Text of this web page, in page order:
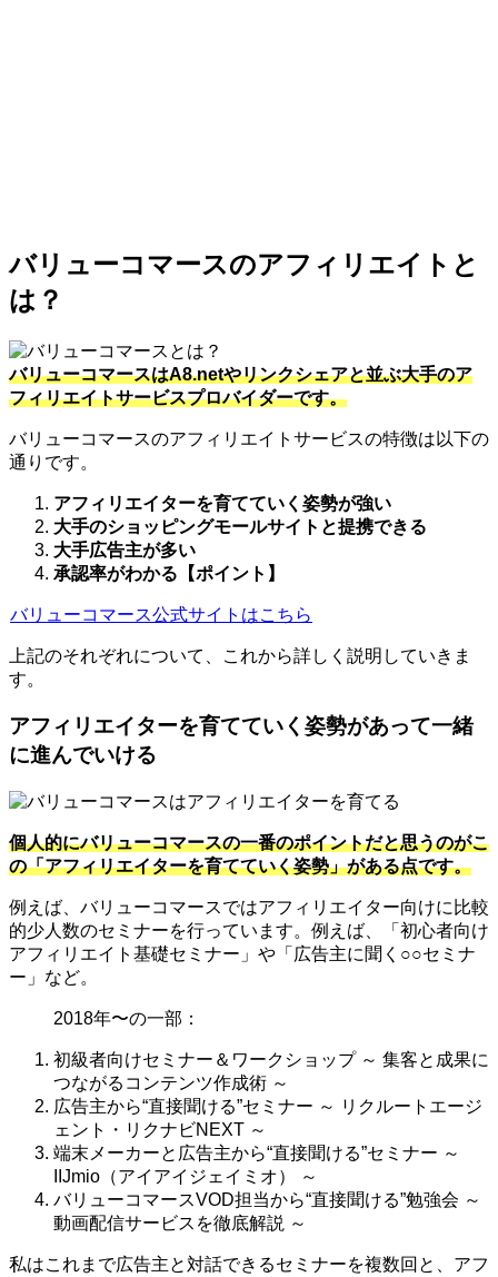
バリューコマースのアフィリエイトと
は？
バリューコマースはA8.netやリンクシェアと並ぶ大手のア
フィリエイトサービスプロバイダーです。
バリューコマースのアフィリエイトサービスの特徴は以下の
通りです。
アフィリエイターを育てていく姿勢が強い
大手のショッピングモールサイトと提携できる
大手広告主が多い
承認率がわかる【ポイント】
バリューコマース公式サイトはこちら
上記のそれぞれについて、これから詳しく説明していきま
す。
アフィリエイターを育てていく姿勢があって一緒
に進んでいける
個人的にバリューコマースの一番のポイントだと思うのがこ
の「アフィリエイターを育てていく姿勢」がある点です。
例えば、バリューコマースではアフィリエイター向けに比較
的少人数のセミナーを行っています。例えば、「初心者向け
アフィリエイト基礎セミナー」や「広告主に聞く○○セミナ
ー」など。
2018年〜の一部：
初級者向けセミナー＆ワークショップ ～ 集客と成果に
つながるコンテンツ作成術 ～
広告主から“直接聞ける”セミナー ～ リクルートエージ
ェント・リクナビNEXT ～
端末メーカーと広告主から“直接聞ける”セミナー ～
IIJmio（アイアイジェイミオ） ～
バリューコマースVOD担当から“直接聞ける”勉強会 ～
動画配信サービスを徹底解説 ～
私はこれまで広告主と対話できるセミナーを複数回と、アフ